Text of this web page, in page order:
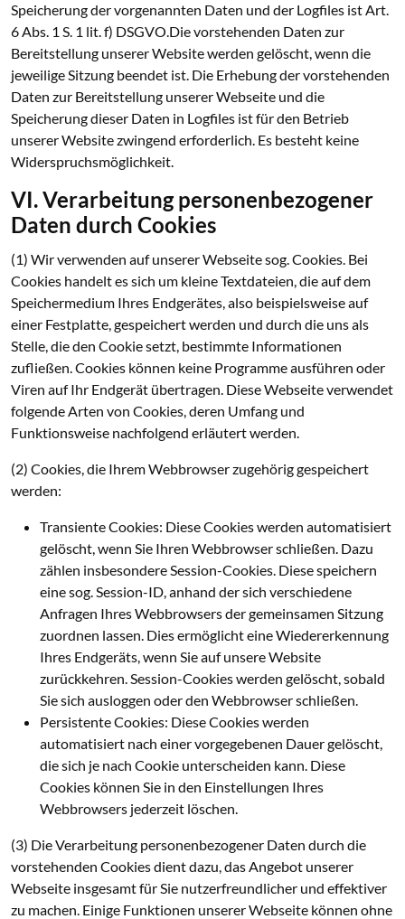
Speicherung der vorgenannten Daten und der Logfiles ist Art.
6 Abs. 1 S. 1 lit. f) DSGVO.Die vorstehenden Daten zur
Bereitstellung unserer Website werden gelöscht, wenn die
jeweilige Sitzung beendet ist. Die Erhebung der vorstehenden
Daten zur Bereitstellung unserer Webseite und die
Speicherung dieser Daten in Logfiles ist für den Betrieb
unserer Website zwingend erforderlich. Es besteht keine
Widerspruchsmöglichkeit.
VI. Verarbeitung personenbezogener
Daten durch Cookies
(1) Wir verwenden auf unserer Webseite sog. Cookies. Bei
Cookies handelt es sich um kleine Textdateien, die auf dem
Speichermedium Ihres Endgerätes, also beispielsweise auf
einer Festplatte, gespeichert werden und durch die uns als
Stelle, die den Cookie setzt, bestimmte Informationen
zufließen. Cookies können keine Programme ausführen oder
Viren auf Ihr Endgerät übertragen. Diese Webseite verwendet
folgende Arten von Cookies, deren Umfang und
Funktionsweise nachfolgend erläutert werden.
(2) Cookies, die Ihrem Webbrowser zugehörig gespeichert
werden:
Transiente Cookies: Diese Cookies werden automatisiert
gelöscht, wenn Sie Ihren Webbrowser schließen. Dazu
zählen insbesondere Session-Cookies. Diese speichern
eine sog. Session-ID, anhand der sich verschiedene
Anfragen Ihres Webbrowsers der gemeinsamen Sitzung
zuordnen lassen. Dies ermöglicht eine Wiedererkennung
Ihres Endgeräts, wenn Sie auf unsere Website
zurückkehren. Session-Cookies werden gelöscht, sobald
Sie sich ausloggen oder den Webbrowser schließen.
Persistente Cookies: Diese Cookies werden
automatisiert nach einer vorgegebenen Dauer gelöscht,
die sich je nach Cookie unterscheiden kann. Diese
Cookies können Sie in den Einstellungen Ihres
Webbrowsers jederzeit löschen.
(3) Die Verarbeitung personenbezogener Daten durch die
vorstehenden Cookies dient dazu, das Angebot unserer
Webseite insgesamt für Sie nutzerfreundlicher und effektiver
zu machen. Einige Funktionen unserer Webseite können ohne